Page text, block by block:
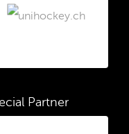
Partner